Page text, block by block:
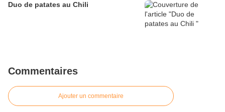
Duo de patates au Chili
Commentaires
Ajouter un commentaire